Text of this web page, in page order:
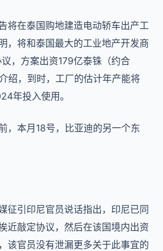
将在泰国购地建造电动轿车出产工
，将和泰国最大的工业地产开发商
，方案出资179亿泰铢（约合
绍，到时，工厂的估计年产能将
年投入使用。
，本月18号，比亚迪的另一个东
征引印尼官员说话指出，印尼已同
近敲定协议，然后在该国境内出资
该官员没有泄漏更多关于此事宜的